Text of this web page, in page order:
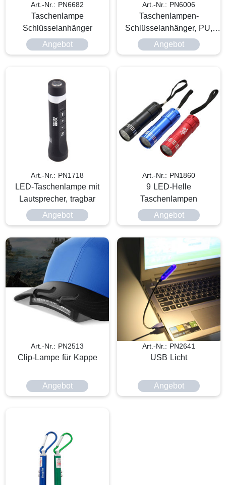
Art.-Nr.: PN6682
Taschenlampe
Schlüsselanhänger
Angebot
Art.-Nr.: PN6006
Taschenlampen-
Schlüsselanhänger, PU,
LED
Angebot
Art.-Nr.: PN1718
LED-Taschenlampe mit
Lautsprecher, tragbar
Angebot
Art.-Nr.: PN1860
9 LED-Helle
Taschenlampen
Angebot
Art.-Nr.: PN2513
Clip-Lampe für Kappe
Angebot
Art.-Nr.: PN2641
USB Licht
Angebot